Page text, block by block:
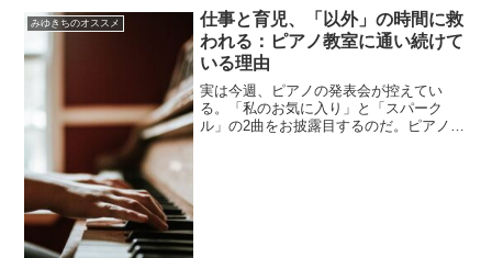
みゆきちのオススメ
仕事と育児、「以外」の時間に救
われる：ピアノ教室に通い続けて
いる理由
実は今週、ピアノの発表会が控えてい
る。「私のお気に入り」と「スパーク
ル」の2曲をお披露目するのだ。ピアノの